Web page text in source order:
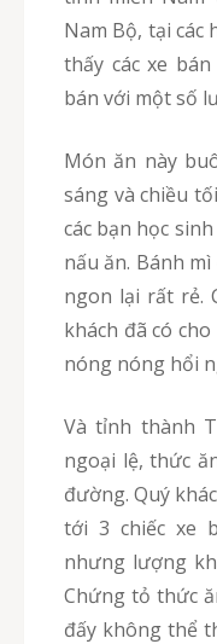
Nam Bộ, tại các
thấy các xe
bán với một số
Món ăn này buôn bán đắt nhất là vào buổi
sáng và chiều
các bạn học
nấu ăn. Bánh
ngon lại rất rẻ.
khách đã có
nóng nóng hổi
Và tỉnh thành Tiền Giang cũng không nằm
ngoại lệ, thức
đường. Quý
tới 3 chiếc xe
nhưng lượng
Chứng tỏ thức
đấy không thể